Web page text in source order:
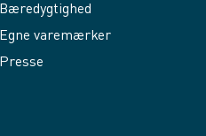
Bæredygtighed
Egne varemærker
Presse